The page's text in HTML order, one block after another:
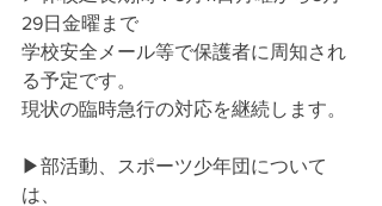
29日金曜まで
学校安全メール等で保護者に周知され
る予定です。
現状の臨時急行の対応を継続します。
▶︎部活動、スポーツ少年団について
は、